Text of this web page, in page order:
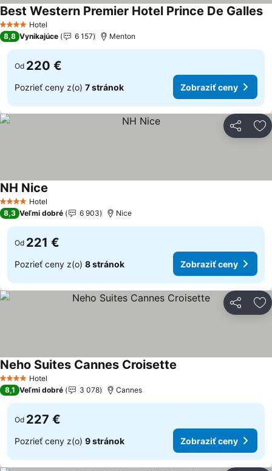
4 Počet hviezdičiek
Hotel
Best Western Premier Hotel Prince De Galles
8,8 Vynikajúce 6 157 Menton
Od 220 €
Pozrieť ceny z(o) 7 stránok Zobraziť ceny
Zdieľať
4 Počet hviezdičiek
Hotel
NH Nice
8,3 Veľmi dobré 6 903 Nice
Od 221 €
Pozrieť ceny z(o) 8 stránok Zobraziť ceny
Zdieľať
4 Počet hviezdičiek
Hotel
Neho Suites Cannes Croisette
8,1 Veľmi dobré 3 078 Cannes
Od 227 €
Pozrieť ceny z(o) 9 stránok Zobraziť ceny